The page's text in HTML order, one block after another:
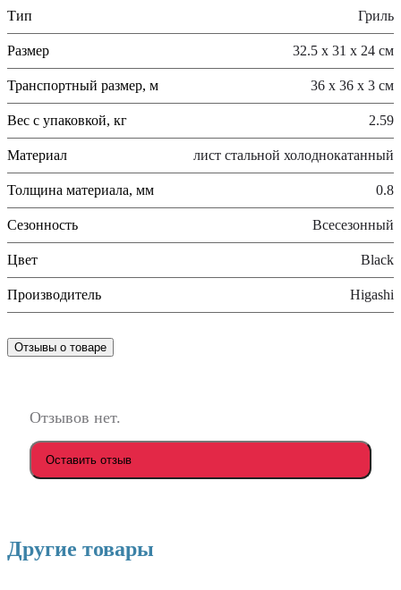
Тип Гриль
Размер 32.5 х 31 х 24 см
Транспортный размер, м 36 х 36 х 3 см
Вес с упаковкой, кг 2.59
Материал лист стальной холоднокатанный
Толщина материала, мм 0.8
Сезонность Всесезонный
Цвет Black
Производитель Higashi
Отзывы о товаре
Отзывов нет.
Оставить отзыв
Другие товары